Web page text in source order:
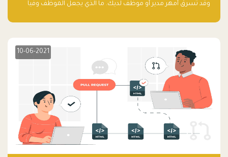
وقد تسرق أمهر مدير أو موظف لديك. ما الذي يجعل الموظف وفياً
10-06-2021